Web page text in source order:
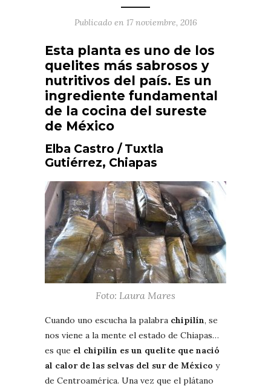
Publicado en 17 noviembre, 2016
Esta planta es uno de los
quelites más sabrosos y
nutritivos del país. Es un
ingrediente fundamental
de la cocina del sureste
de México
Elba Castro / Tuxtla
Gutiérrez, Chiapas
Foto: Laura Mares
Cuando uno escucha la palabra chipilín, se
nos viene a la mente el estado de Chiapas…
es que el chipilín es un quelite que nació
al calor de las selvas del sur de México y
de Centroamérica. Una vez que el plátano